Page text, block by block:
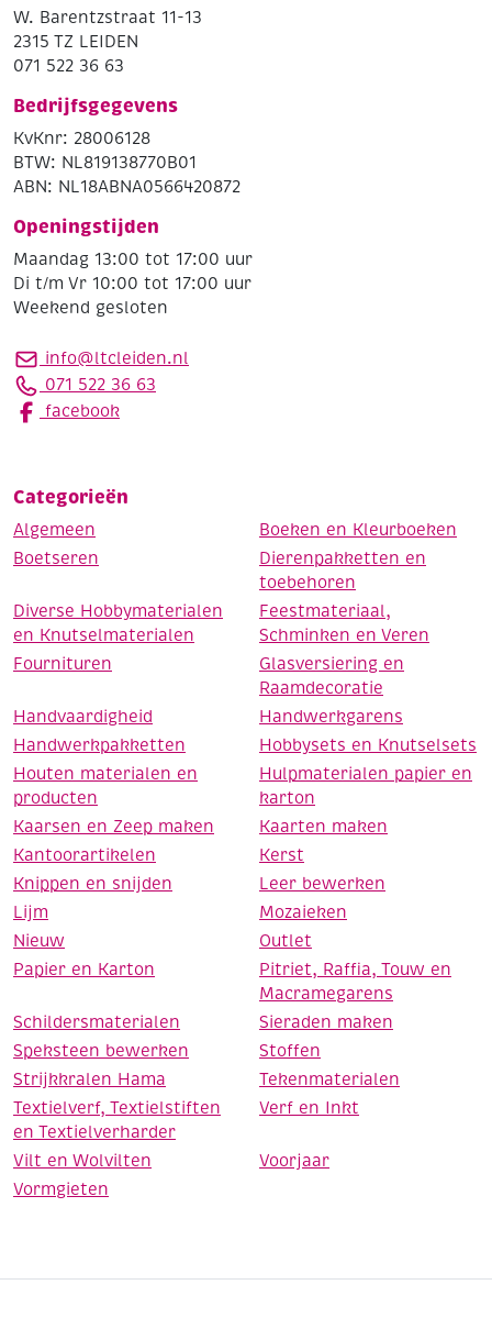
W. Barentzstraat 11-13
2315 TZ LEIDEN
071 522 36 63
Bedrijfsgegevens
KvKnr: 28006128
BTW: NL819138770B01
ABN: NL18ABNA0566420872
Openingstijden
Maandag 13:00 tot 17:00 uur
Di t/m Vr 10:00 tot 17:00 uur
Weekend gesloten
info@ltcleiden.nl
071 522 36 63
facebook
Categorieën
Algemeen
Boeken en Kleurboeken
Boetseren
Dierenpakketten en
toebehoren
Diverse Hobbymaterialen
en Knutselmaterialen
Feestmateriaal,
Schminken en Veren
Fournituren
Glasversiering en
Raamdecoratie
Handvaardigheid
Handwerkgarens
Handwerkpakketten
Hobbysets en Knutselsets
Houten materialen en
producten
Hulpmaterialen papier en
karton
Kaarsen en Zeep maken
Kaarten maken
Kantoorartikelen
Kerst
Knippen en snijden
Leer bewerken
Lijm
Mozaieken
Nieuw
Outlet
Papier en Karton
Pitriet, Raffia, Touw en
Macramegarens
Schildersmaterialen
Sieraden maken
Speksteen bewerken
Stoffen
Strijkkralen Hama
Tekenmaterialen
Textielverf, Textielstiften
en Textielverharder
Verf en Inkt
Vilt en Wolvilten
Voorjaar
Vormgieten